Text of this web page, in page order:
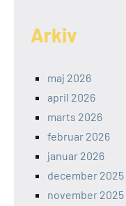
Arkiv
maj 2026
april 2026
marts 2026
februar 2026
januar 2026
december 2025
november 2025